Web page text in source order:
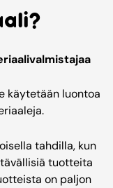
käytetään luontoa
tahdilla, kun
tuotteita
on paljon